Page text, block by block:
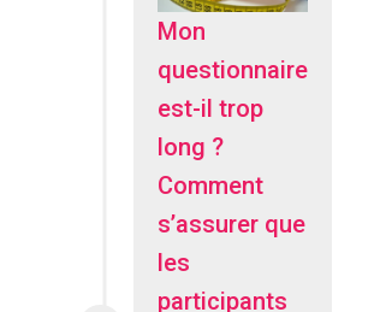
Mon
questionnaire
est-il trop
long ?
Comment
s’assurer que
les
participants